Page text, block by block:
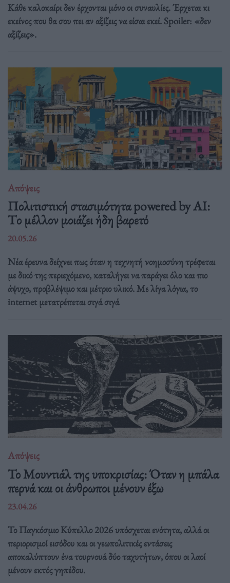
Κάθε καλοκαίρι δεν έρχονται μόνο οι συναυλίες. Έρχεται κι
εκείνος που θα σου πει αν αξίζεις να είσαι εκεί. Spoiler: «δεν
αξίζεις».
Απόψεις
Πολιτιστική στασιμότητα powered by AI:
Tο μέλλον μοιάζει ήδη βαρετό
20.05.26
Νέα έρευνα δείχνει πως όταν η τεχνητή νοημοσύνη τρέφεται
με δικό της περιεχόμενο, καταλήγει να παράγει όλο και πιο
άψυχο, προβλέψιμο και μέτριο υλικό. Με λίγα λόγια, το
internet μετατρέπεται σιγά σιγά
Απόψεις
Το Μουντιάλ της υποκρισίας: Όταν η μπάλα
περνά και οι άνθρωποι μένουν έξω
23.04.26
Το Παγκόσμιο Κύπελλο 2026 υπόσχεται ενότητα, αλλά οι
περιορισμοί εισόδου και οι γεωπολιτικές εντάσεις
αποκαλύπτουν ένα τουρνουά δύο ταχυτήτων, όπου οι λαοί
μένουν εκτός γηπέδου.